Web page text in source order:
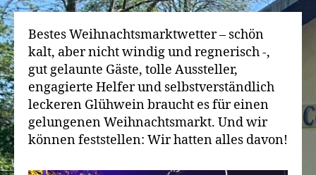
Bestes Weihnachtsmarktwetter – schön
kalt, aber nicht windig und regnerisch -,
gut gelaunte Gäste, tolle Aussteller,
engagierte Helfer und selbstverständlich
leckeren Glühwein braucht es für einen
gelungenen Weihnachtsmarkt. Und wir
können feststellen: Wir hatten alles davon!